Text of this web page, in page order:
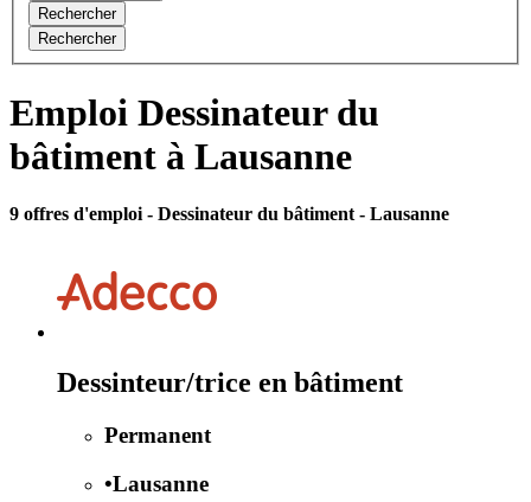
Rechercher
Rechercher
Emploi Dessinateur du
bâtiment à Lausanne
9 offres d'emploi - Dessinateur du bâtiment - Lausanne
Dessinteur/trice en bâtiment
Permanent
•Lausanne